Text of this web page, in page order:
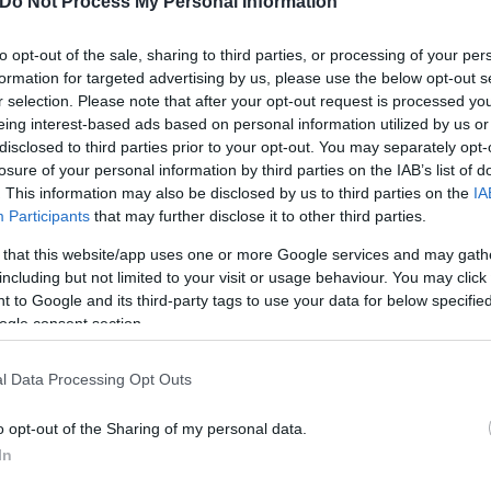
opt-out of the sale, sharing to third parties, or processing of your
for targeted advertising by us, please use the below opt-out
selection. Please note that after your opt-out request is processed
interest-based ads based on personal information utilized by us
to third parties prior to your opt-out. You may separately
of your personal information by third parties on the IAB’s list of
This information may also be disclosed by us to third parties on the
Participants that may further disclose it to other third parties.
that this website/app uses one or more Google services and may
but not limited to your visit or usage behaviour. You may
to Google and its third-party tags to use your data for below
consent section.
Data Processing Opt Outs
opt-out of the Sharing of my personal data.
που θα υποβληθούν από 17/6 έως και 31/7.
η εξόφληση του φόρου μπορεί να γίνει
31/7.
να επικοινωνούν με το Κέντρο
τις εργάσιμες ημέρες και ώρες 07:30 - 17:00.
Flash.grστην αναζήτηση τηςGoogle